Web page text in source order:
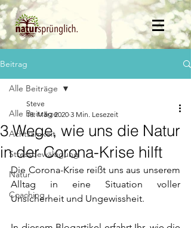
Beitrag
Alle Beiträge
Achtsamkeit
Stressbewältigung
Natur
Coaching
Alle Beiträge
3 Wege, wie uns die Natur
in der Corona-Krise hilft
Steve
18. März 2020 3 Min. Lesezeit
Die Corona-Krise reißt uns aus unserem
Alltag in eine Situation voller
Unsicherheit und Ungewissheit.